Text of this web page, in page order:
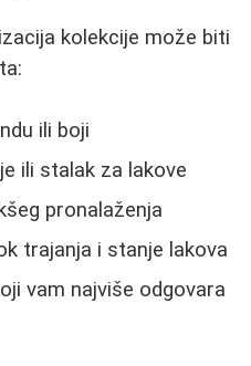
kolekcije može biti
ili boji
ili stalak za lakove
pronalaženja
trajanja i stanje lakova
vam najviše odgovara